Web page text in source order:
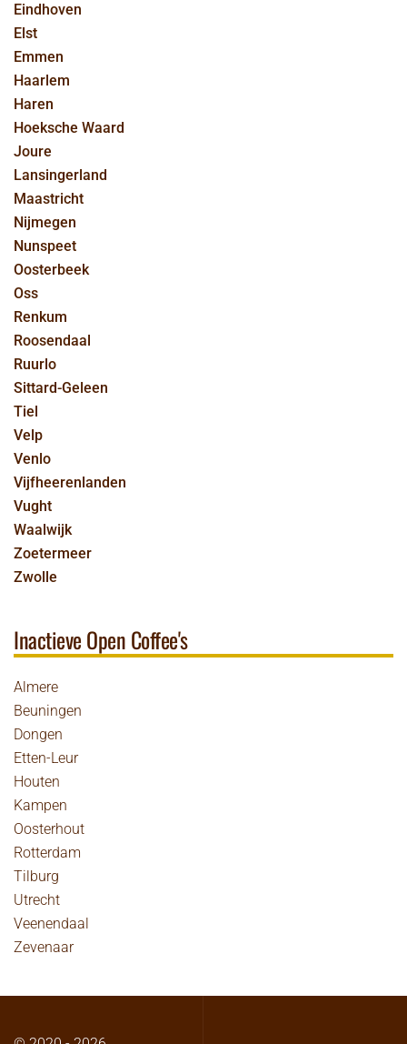
Eindhoven
Elst
Emmen
Haarlem
Haren
Hoeksche Waard
Joure
Lansingerland
Maastricht
Nijmegen
Nunspeet
Oosterbeek
Oss
Renkum
Roosendaal
Ruurlo
Sittard-Geleen
Tiel
Velp
Venlo
Vijfheerenlanden
Vught
Waalwijk
Zoetermeer
Zwolle
Inactieve Open Coffee's
Almere
Beuningen
Dongen
Etten-Leur
Houten
Kampen
Oosterhout
Rotterdam
Tilburg
Utrecht
Veenendaal
Zevenaar